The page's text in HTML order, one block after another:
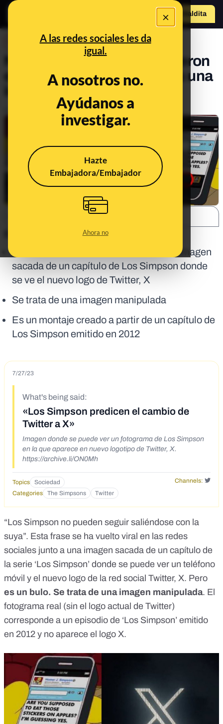
×
A las redes sociales les da
igual.
A nosotros no.
Ayúdanos a
investigar.
Hazte
Embajadora/Embajador
Ahora no
Hazte Maldito
No, Los Simpson no predijeron
el cambio de Twitter a X: es una
imagen manipulada
Jul 27, 2023, 11:20:15 AM
Está circulando en redes sociales una imagen
sacada de un capítulo de Los Simpson donde
se ve el nuevo logo de Twitter, X
Se trata de una imagen manipulada
Es un montaje creado a partir de un capítulo de
Los Simpson emitido en 2012
7/27/23
What's being said:
«Los Simpson predicen el cambio de
Twitter a X»
Imagen donde se puede ver un fotograma de Los Simpson
en la que aparece en nuevo logotipo de Twitter, X.
https://archive.li/ON0Mh
Topics Sociedad
Channels:
Categories
The Simpsons Twitter
“Los Simpson no pueden seguir saliéndose con la
suya”. Esta frase se ha vuelto viral en las redes
sociales junto a una imagen sacada de un capítulo de
la serie ‘Los Simpson’ donde se puede ver un teléfono
móvil y el nuevo logo de la red social Twitter, X. Pero
es un bulo. Se trata de una imagen manipulada. El
fotograma real (sin el logo actual de Twitter)
corresponde a un episodio de ‘Los Simpson’ emitido
en 2012 y no aparece el logo X.